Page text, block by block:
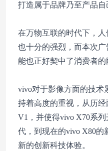
打造属于品牌乃至产品自
在万物互联的时代下，
也十分的强烈，而本次
能也正好契中了消费者的
vivo对于影像方面的技术
持着高度的重视，从历
V1，并使得vivo X70系
代，到现在的vivo X80的
新的创新科技体验。